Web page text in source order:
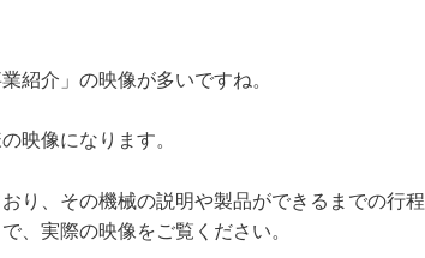
紹介」の映像が多いですね。
の映像になります。
り、その機械の説明や製品ができるまでの行程
、実際の映像をご覧ください。